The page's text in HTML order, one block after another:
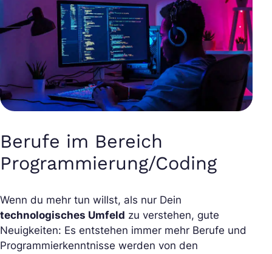
Berufe im Bereich
Programmierung/Coding
Wenn du mehr tun willst, als nur Dein
technologisches Umfeld zu verstehen, gute
Neuigkeiten: Es entstehen immer mehr Berufe und
Programmierkenntnisse werden von den